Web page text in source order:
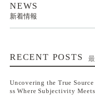
NEWS
新着情報
RECENT POSTS
Uncovering the True
ss Where Subjectivity